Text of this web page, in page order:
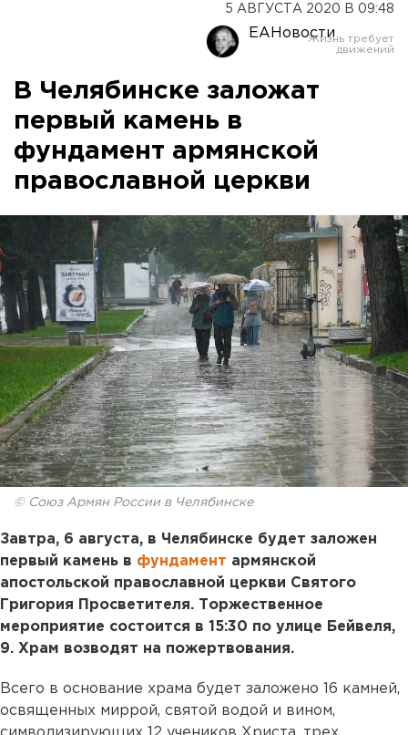
5 АВГУСТА 2020 В 09:48
ЕАНовости
В Челябинске заложат
первый камень в
фундамент армянской
православной церкви
© Союз Армян России в Челябинске
Завтра, 6 августа, в Челябинске будет заложен
первый камень в фундамент армянской
апостольской православной церкви Святого
Григория Просветителя. Торжественное
мероприятие состоится в 15:30 по улице Бейвеля,
9. Храм возводят на пожертвования.
Всего в основание храма будет заложено 16 камней,
освященных миррой, святой водой и вином,